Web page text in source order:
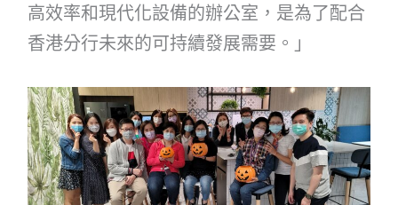
高效率和現代化設備的辦公室，是為了配合
香港分行未來的可持續發展需要。」